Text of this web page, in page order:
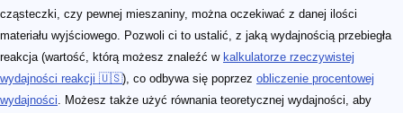
cząsteczki, czy pewnej mieszaniny, można oczekiwać z danej ilości
materiału wyjściowego. Pozwoli ci to ustalić, z jaką wydajnością przebiegła
reakcja (wartość, którą możesz znaleźć w kalkulatorze rzeczywistej
wydajności reakcji 🇺🇸), co odbywa się poprzez obliczenie procentowej
wydajności . Możesz także użyć równania teoretycznej wydajności, aby